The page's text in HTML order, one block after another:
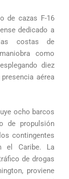
de cazas F-16
dedicado a
costas de
como
diez
aérea
ocho barcos
de propulsión
contingentes
el Caribe. La
de drogas
proviene